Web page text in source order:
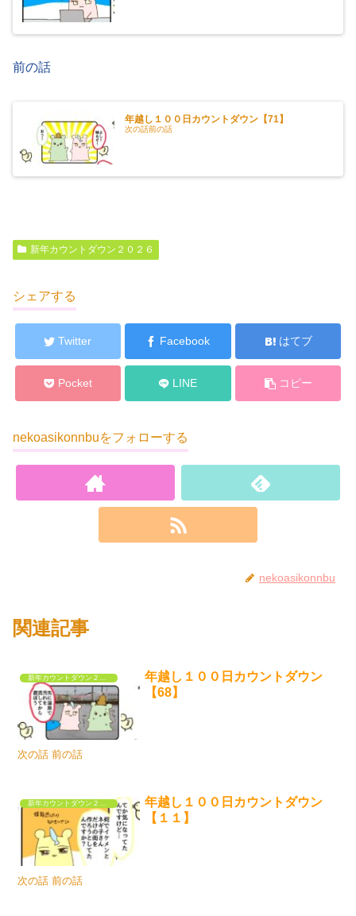
前の話
年越し１００日カウントダウン【71】
次の話前の話
新年カウントダウン２０２６
シェアする
Twitter Facebook はてブ
Pocket LINE コピー
nekoasikonnbuをフォローする
nekoasikonnbu
関連記事
年越し１００日カウントダウン
【68】
次の話 前の話
新年カウントダウン２０２６
年越し１００日カウントダウン
【１１】
次の話 前の話